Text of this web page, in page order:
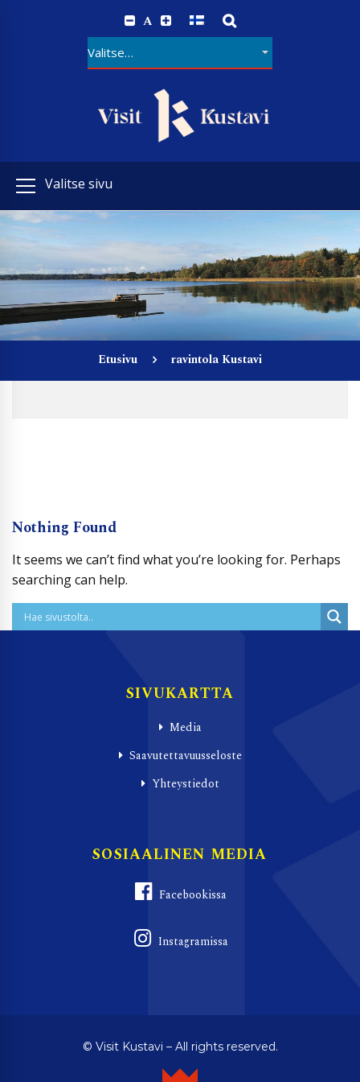
A
Valitse sivu
Etusivu ravintola Kustavi
Nothing Found
It seems we can’t find what you’re looking for. Perhaps
searching can help.
SIVUKARTTA
Media
Saavutettavuusseloste
Yhteystiedot
SOSIAALINEN MEDIA
Facebookissa
Instagramissa
© Visit Kustavi – All rights reserved.